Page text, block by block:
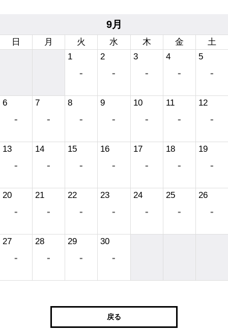
9月
日 月 火 水 木 金
土
1
-
2
-
3
-
4
-
5
-
6
-
7
-
8
-
9
-
10
-
11
-
12
-
13
-
14
-
15
-
16
-
17
-
18
-
19
-
20
-
21
-
22
-
23
-
24
-
25
-
26
-
27
-
28
-
29
-
30
-
戻る